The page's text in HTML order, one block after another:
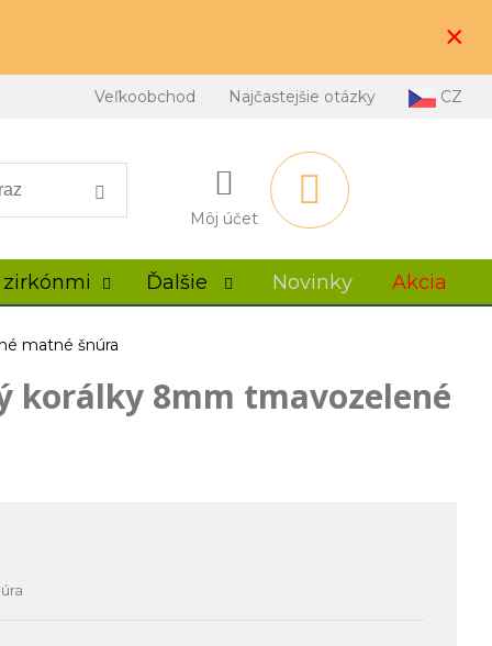
×
Veľkoobchod Najčastejšie otázky CZ
Môj účet
Ďalšie Novinky Akcia
matné šnúra
korálky 8mm tmavozelené